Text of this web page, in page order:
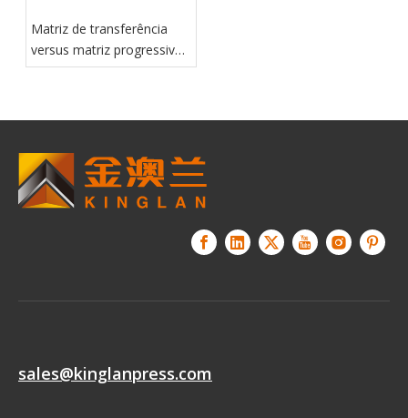
Matriz de transferência
versus matriz progressiva:
o que é melhor para peças
sales@kinglanpress.com